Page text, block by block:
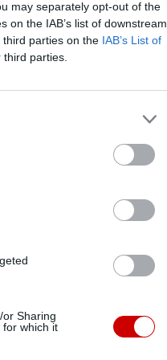
may separately opt-out of the
on the IAB’s list of downstream
parties on the IAB’s List of
parties.
Sharing
which it
i